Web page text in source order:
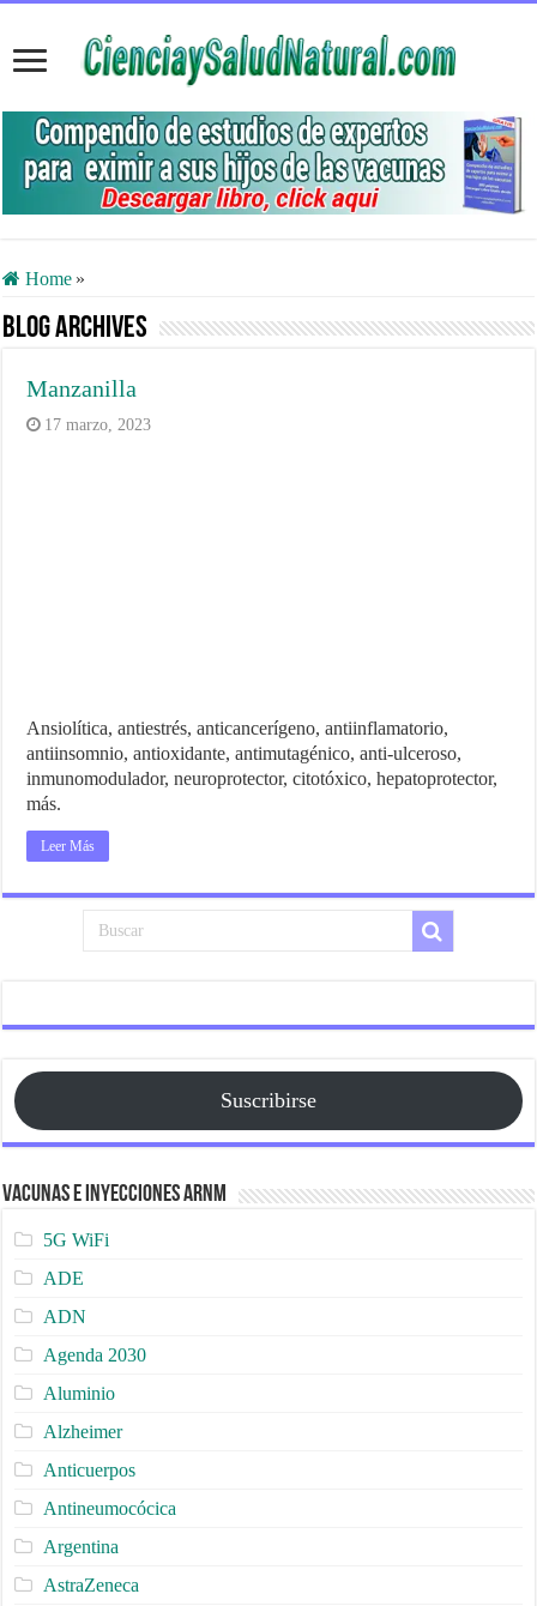
Home »
Blog Archives
Manzanilla
17 marzo, 2023
Ansiolítica, antiestrés, anticancerígeno, antiinflamatorio,
antiinsomnio, antioxidante, antimutagénico, anti-ulceroso,
inmunomodulador, neuroprotector, citotóxico, hepatoprotector,
más.
Leer Más
Suscribirse
Vacunas e Inyecciones ARNm
5G WiFi
ADE
ADN
Agenda 2030
Aluminio
Alzheimer
Anticuerpos
Antineumocócica
Argentina
AstraZeneca